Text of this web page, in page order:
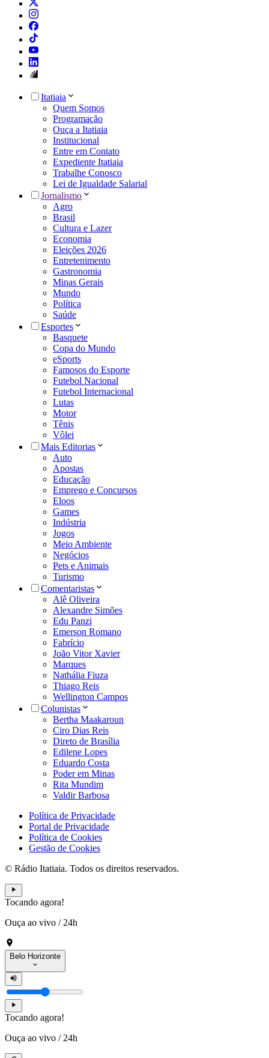
Itatiaia
Quem Somos
Programação
Ouça a Itatiaia
Institucional
Entre em Contato
Expediente Itatiaia
Trabalhe Conosco
Lei de Igualdade Salarial
Jornalismo
Agro
Brasil
Cultura e Lazer
Economia
Eleições 2026
Entretenimento
Gastronomia
Minas Gerais
Mundo
Política
Saúde
Esportes
Basquete
Copa do Mundo
eSports
Famosos do Esporte
Futebol Nacional
Futebol Internacional
Lutas
Motor
Tênis
Vôlei
Mais Editorias
Auto
Apostas
Educação
Emprego e Concursos
Eloos
Games
Indústria
Jogos
Meio Ambiente
Negócios
Pets e Animais
Turismo
Comentaristas
Alê Oliveira
Alexandre Simões
Edu Panzi
Emerson Romano
Fabrício
João Vitor Xavier
Marques
Nathália Fiuza
Thiago Reis
Wellington Campos
Colunistas
Bertha Maakaroun
Ciro Dias Reis
Direto de Brasília
Edilene Lopes
Eduardo Costa
Poder em Minas
Rita Mundim
Valdir Barbosa
Política de Privacidade
Portal de Privacidade
Política de Cookies
Gestão de Cookies
© Rádio Itatiaia. Todos os direitos reservados.
Tocando agora!
Ouça ao vivo / 24h
Belo Horizonte
Tocando agora!
Ouça ao vivo / 24h